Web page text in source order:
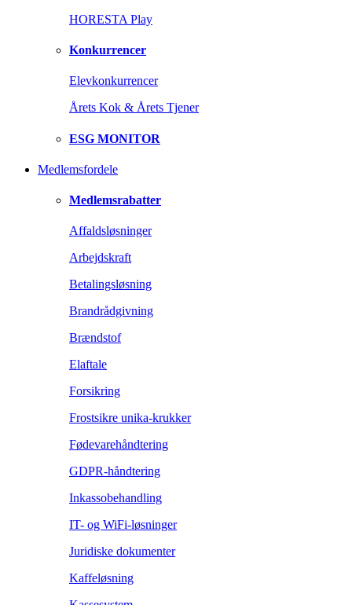
HORESTA Play
Konkurrencer
Elevkonkurrencer
Årets Kok & Årets Tjener
ESG MONITOR
Medlemsfordele
Medlemsrabatter
Affaldsløsninger
Arbejdskraft
Betalingsløsning
Brandrådgivning
Brændstof
Elaftale
Forsikring
Frostsikre unika-krukker
Fødevarehåndtering
GDPR-håndtering
Inkassobehandling
IT- og WiFi-løsninger
Juridiske dokumenter
Kaffeløsning